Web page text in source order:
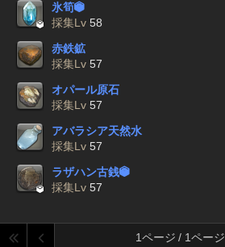

氷筍
採集Lv 58
赤鉄鉱
採集Lv 57
オパール原石
採集Lv 57
アバラシア天然水
採集Lv 57

ラザハン古銭
採集Lv 57
1ページ / 1ページ